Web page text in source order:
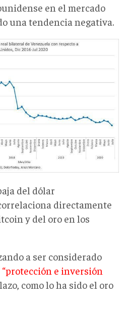
en el mercado
una tendencia negativa.
del dólar
directamente
y del oro en los
a ser considerado
e inversión
como lo ha sido el oro